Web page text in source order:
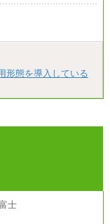
円
円
円
円
円
円
、生活の拠点が定
等により異なりま
の中で決定いたし
形態を導入している